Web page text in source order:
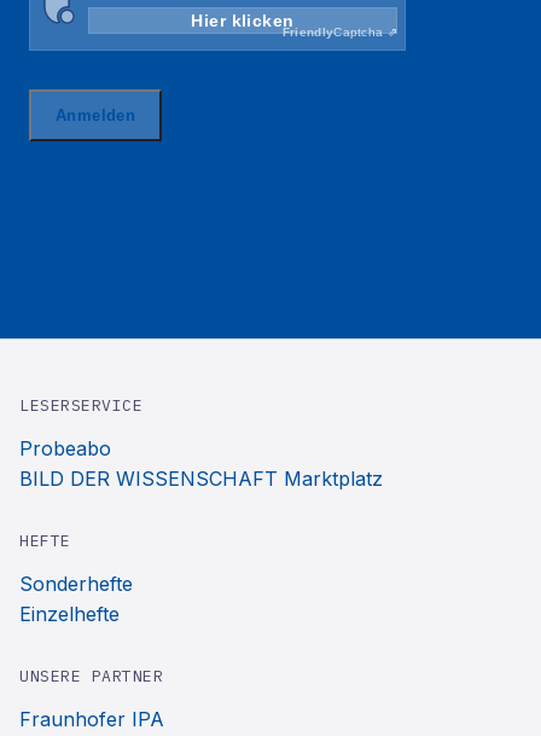
LESERSERVICE
Probeabo
BILD DER WISSENSCHAFT Marktplatz
HEFTE
Sonderhefte
Einzelhefte
UNSERE PARTNER
Fraunhofer IPA